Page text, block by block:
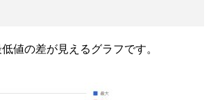
値の差が見えるグラフです。